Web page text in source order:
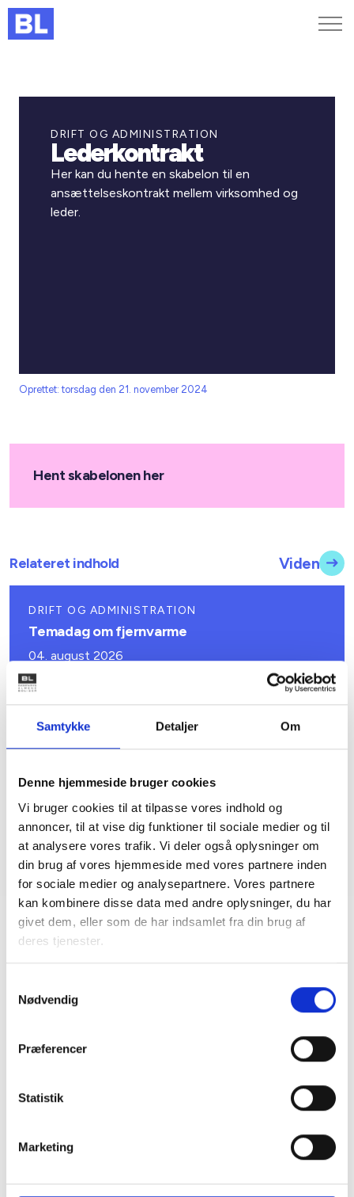
Samtykke Detaljer Om
Denne hjemmeside bruger cookies
Vi bruger cookies til at tilpasse vores indhold og
annoncer, til at vise dig funktioner til sociale medier og til
at analysere vores trafik. Vi deler også oplysninger om
din brug af vores hjemmeside med vores partnere inden
for sociale medier og analysepartnere. Vores partnere
kan kombinere disse data med andre oplysninger, du har
givet dem, eller som de har indsamlet fra din brug af
deres tjenester.
Nødvendig
Præferencer
Statistik
Marketing
Kurser og arrangementer
Jobportalen
DRIFT OG ADMINISTRATION
Lederkontrakt
Her kan du hente en skabelon til en
ansættelseskontrakt mellem virksomhed og
leder.
Oprettet: torsdag den 21. november 2024
Hent skabelonen her
Relateret indhold Viden
DRIFT OG ADMINISTRATION
Temadag om fjernvarme
04. august 2026
DRIFT OG ADMINISTRATION
Temadag om indeklima
04. august 2026
SKRÆDDERSYEDE TILBUD
GDPR-netværk i samarbejde med Accura
Advokatpartnerskab
07. juli 2026